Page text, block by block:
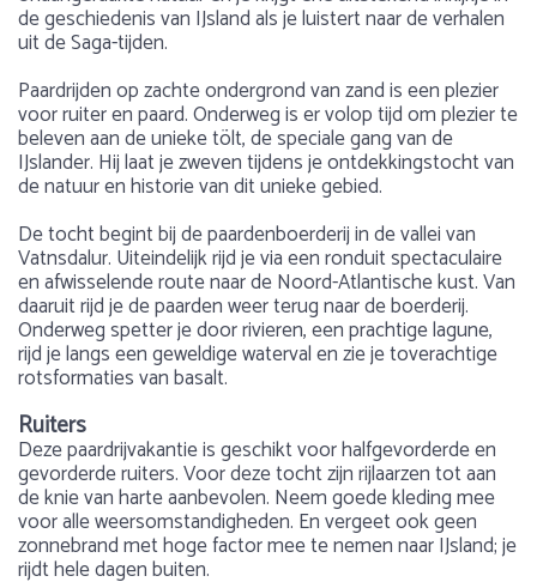
de geschiedenis van IJsland als je luistert naar de verhalen
uit de Saga-tijden.
Paardrijden op zachte ondergrond van zand is een plezier
voor ruiter en paard. Onderweg is er volop tijd om plezier te
beleven aan de unieke tölt, de speciale gang van de
IJslander. Hij laat je zweven tijdens je ontdekkingstocht van
de natuur en historie van dit unieke gebied.
De tocht begint bij de paardenboerderij in de vallei van
Vatnsdalur. Uiteindelijk rijd je via een ronduit spectaculaire
en afwisselende route naar de Noord-Atlantische kust. Van
daaruit rijd je de paarden weer terug naar de boerderij.
Onderweg spetter je door rivieren, een prachtige lagune,
rijd je langs een geweldige waterval en zie je toverachtige
rotsformaties van basalt.
Ruiters
Deze paardrijvakantie is geschikt voor halfgevorderde en
gevorderde ruiters. Voor deze tocht zijn rijlaarzen tot aan
de knie van harte aanbevolen. Neem goede kleding mee
voor alle weersomstandigheden. En vergeet ook geen
zonnebrand met hoge factor mee te nemen naar IJsland; je
rijdt hele dagen buiten.